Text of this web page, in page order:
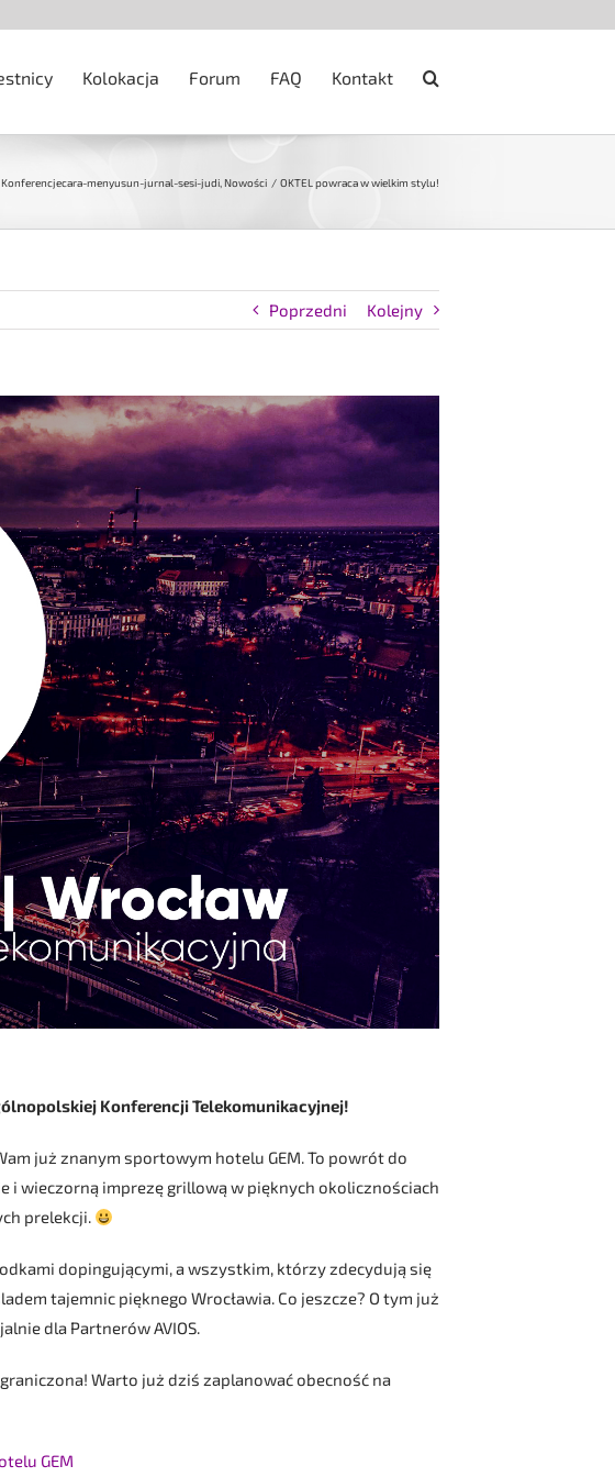
Kolokacja Forum FAQ Kontakt
Konferencjecara-menyusun-jurnal-sesi-judi Nowości OKTEL powraca w wielkim stylu!
Poprzedni Kolejny
Konferencji Telekomunikacyjnej!
już znanym sportowym hotelu GEM. To powrót do
wieczorną imprezę grillową w pięknych okolicznościach
prelekcji.
dopingującymi, a wszystkim, którzy zdecydują się
tajemnic pięknego Wrocławia. Co jeszcze? O tym już
dla Partnerów AVIOS.
Warto już dziś zaplanować obecność na
GEM